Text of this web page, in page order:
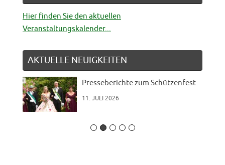
Hier finden Sie den aktuellen
Veranstaltungskalender...
AKTUELLE NEUIGKEITEN
Presseberichte zum Schützenfest
11. JULI 2026